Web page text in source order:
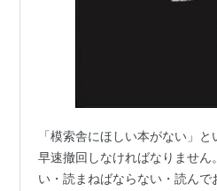
「模索舎にほしい本がない」と
早速撤回しなければなりません
い・読まねばならない・読ん